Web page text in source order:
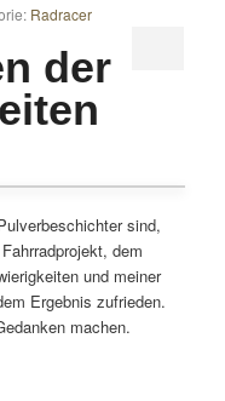
Radracer
der
sind,
dem
und meiner
Ergebnis zufrieden.
machen.